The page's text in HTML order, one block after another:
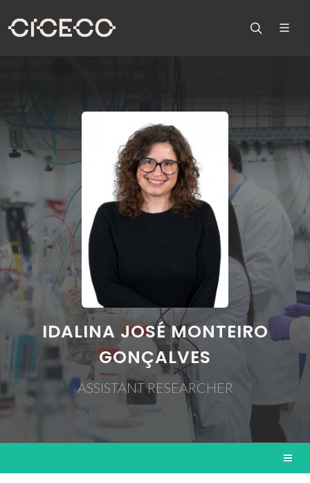
IDALINA JOSÉ MONTEIRO
GONÇALVES
ASSISTANT RESEARCHER